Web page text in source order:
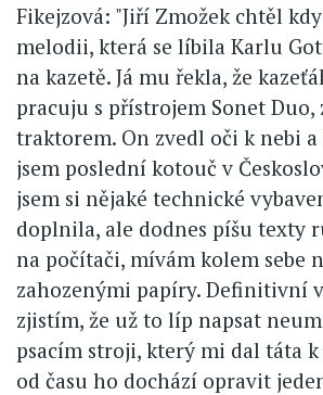
Fikejzová: "Jiří Zmožek chtěl
melodii, která se líbila Karlu
na kazetě. Já mu řekla, že
pracuju s přístrojem Sonet Duo,
traktorem. On zvedl oči k nebi
jsem poslední kotouč v
jsem si nějaké technické
doplnila, ale dodnes píšu texty
na počítači, mívám kolem sebe
zahozenými papíry. Definitivní
zjistím, že už to líp napsat
psacím stroji, který mi dal táta
od času ho dochází opravit